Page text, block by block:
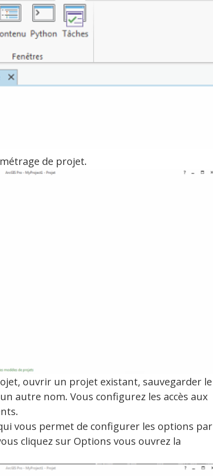
de projet.
ouvrir un projet existant, sauvegarder le
autre nom. Vous configurez les accès aux
vous permet de configurer les options par
cliquez sur Options vous ouvrez la